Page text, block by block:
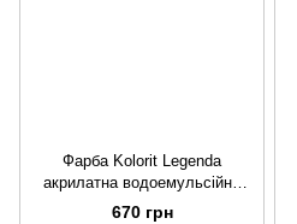
Фарба Kolorit Legenda
акрилатна водоемульсійна
База А Біла
670 грн